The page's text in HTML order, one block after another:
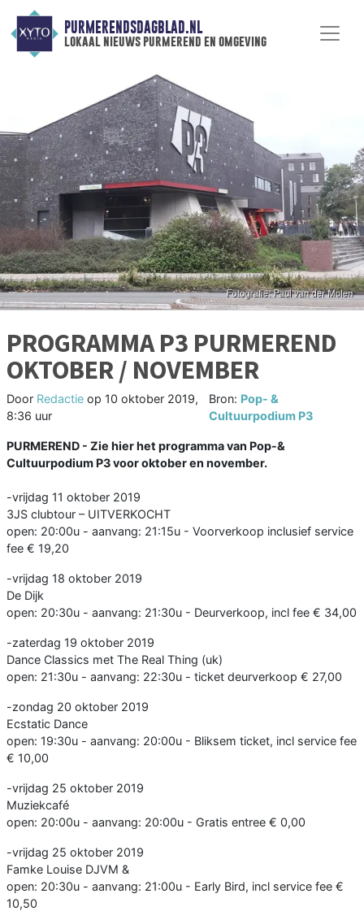
PURMERENDSDAGBLAD.NL
lokaal nieuws purmerend en omgeving
PROGRAMMA P3 PURMEREND
OKTOBER / NOVEMBER
Door Redactie op 10 oktober 2019,
8:36 uur
Bron: Pop- &
Cultuurpodium P3
PURMEREND - Zie hier het programma van Pop-&
Cultuurpodium P3 voor oktober en november.
-vrijdag 11 oktober 2019
3JS clubtour – UITVERKOCHT
open: 20:00u - aanvang: 21:15u - Voorverkoop inclusief service
fee € 19,20
-vrijdag 18 oktober 2019
De Dijk
open: 20:30u - aanvang: 21:30u - Deurverkoop, incl fee € 34,00
-zaterdag 19 oktober 2019
Dance Classics met The Real Thing (uk)
open: 21:30u - aanvang: 22:30u - ticket deurverkoop € 27,00
-zondag 20 oktober 2019
Ecstatic Dance
open: 19:30u - aanvang: 20:00u - Bliksem ticket, incl service fee
€ 10,00
-vrijdag 25 oktober 2019
Muziekcafé
open: 20:00u - aanvang: 20:00u - Gratis entree € 0,00
-vrijdag 25 oktober 2019
Famke Louise DJVM &
open: 20:30u - aanvang: 21:00u - Early Bird, incl service fee €
10,50